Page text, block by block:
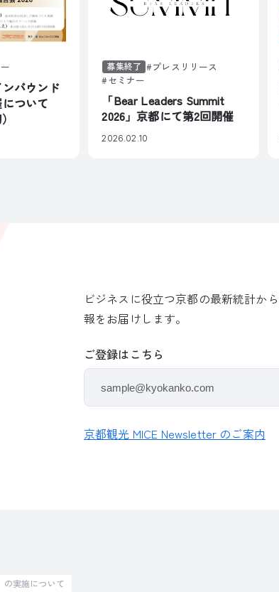
バウンド
ついて
募集終了
プレスリリース
セミナー
「Bear Leaders Summit
2026」京都にて第2回開催
2026.02.10
ビジネスに役立つ京都の最新統計か
報をお届けします。
ご登録はこちら
京都観光 MICE Newsletter のご案内
の実施について